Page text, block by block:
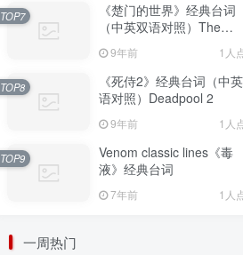
《楚门的世界》经典台词
（中英双语对照）The
Truman Show
9年前 1人
TOP7
《死侍2》经典台词（中
语对照）Deadpool 2
9年前 1人
TOP8
Venom classic lines《毒
液》经典台词
7年前 1人
TOP9
一周热门